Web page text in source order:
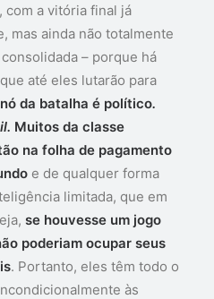
com a vitória final já
mas ainda não totalmente
– porque há
até eles lutarão para
da batalha é político.
Muitos da classe
na folha de pagamento
e de qualquer forma
limitada, que em
se houvesse um jogo
poderiam ocupar seus
. Portanto, eles têm todo o
às